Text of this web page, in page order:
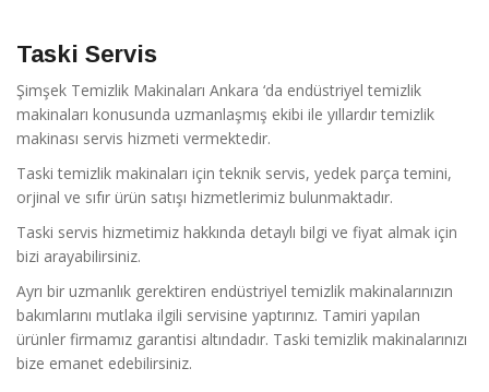
Taski Servis
Şimşek Temizlik Makinaları Ankara ‘da endüstriyel temizlik
makinaları konusunda uzmanlaşmış ekibi ile yıllardır temizlik
makinası servis hizmeti vermektedir.
Taski temizlik makinaları için teknik servis, yedek parça temini,
orjinal ve sıfır ürün satışı hizmetlerimiz bulunmaktadır.
Taski servis hizmetimiz hakkında detaylı bilgi ve fiyat almak için
bizi arayabilirsiniz.
Ayrı bir uzmanlık gerektiren endüstriyel temizlik makinalarınızın
bakımlarını mutlaka ilgili servisine yaptırınız. Tamiri yapılan
ürünler firmamız garantisi altındadır. Taski temizlik makinalarınızı
bize emanet edebilirsiniz.